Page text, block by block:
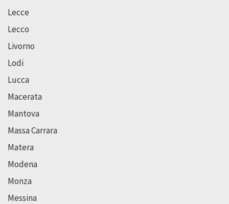
Lecce
Lecco
Livorno
Lodi
Lucca
Macerata
Mantova
Massa Carrara
Matera
Modena
Monza
Messina